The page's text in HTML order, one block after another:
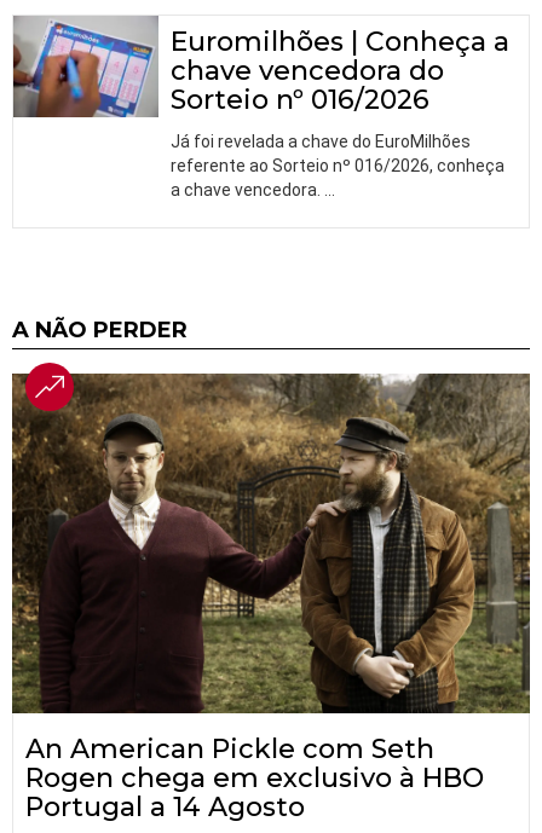
Euromilhões | Conheça a
chave vencedora do
Sorteio nº 016/2026
Já foi revelada a chave do EuroMilhões
referente ao Sorteio nº 016/2026, conheça
a chave vencedora. …
A NÃO PERDER
An American Pickle com Seth
Rogen chega em exclusivo à HBO
Portugal a 14 Agosto